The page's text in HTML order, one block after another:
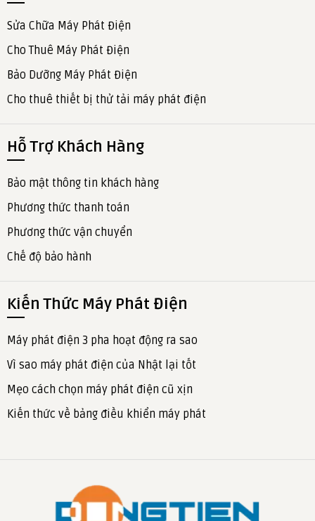
Sửa Chữa Máy Phát Điện
Cho Thuê Máy Phát Điện
Bảo Dưỡng Máy Phát Điện
Cho thuê thiết bị thử tải máy phát điện
Hỗ Trợ Khách Hàng
Bảo mật thông tin khách hàng
Phương thức thanh toán
Phương thức vận chuyển
Chế độ bảo hành
Kiến Thức Máy Phát Điện
Máy phát điện 3 pha hoạt động ra sao
Vì sao máy phát điện của Nhật lại tốt
Mẹo cách chọn máy phát điện cũ xịn
Kiến thức về bảng điều khiển máy phát